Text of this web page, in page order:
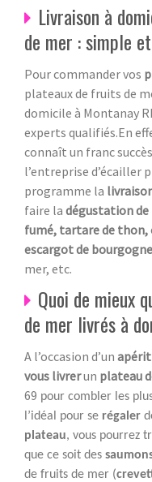
Livraison à
de mer : simple
Pour commander vos
plateaux de fruits de
domicile à Montanay
experts qualifiés.En
connaît un franc
l’entreprise d’écailler
programme la
faire la dégustation
fumé, tartare de thon,
escargot de
mer, etc.
Quoi de mieux
de mer livrés à
A l’occasion d’un
vous livrerun plateau
69 pour combler les
l’idéal pour se régaler
plateau, vous pourrez
que ce soit des
de fruits de mer (